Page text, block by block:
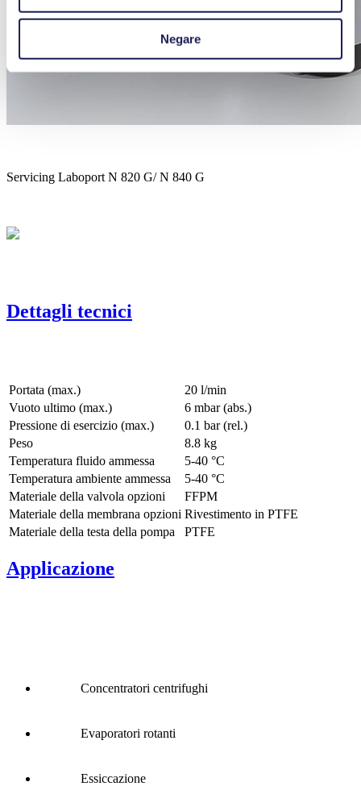
Negare
Servicing Laboport N 820 G/ N 840 G
Dettagli tecnici
Portata (max.)
20 l/min
Vuoto ultimo (max.)
6 mbar (abs.)
Pressione di esercizio (max.)
0.1 bar (rel.)
Peso
8.8 kg
Temperatura fluido ammessa
5-40 °C
Temperatura ambiente ammessa
5-40 °C
Materiale della valvola opzioni
FFPM
Materiale della membrana opzioni Rivestimento in PTFE
Materiale della testa della pompa
PTFE
Applicazione
Concentratori centrifughi
Evaporatori rotanti
Essiccazione